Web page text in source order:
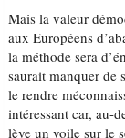
Mais la valeur
aux Européens
la méthode sera
saurait manquer de
le rendre
intéressant car, au-
lève un voile sur le